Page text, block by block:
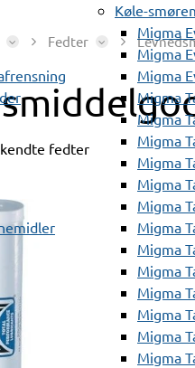
Køle-
Migma
Migma
Migma
Migma
Migma
Migma
Migma
Migma
Migma
Migma
Migma
Migma
Migma
Migma
Migma
Migma
Fedter
fedter